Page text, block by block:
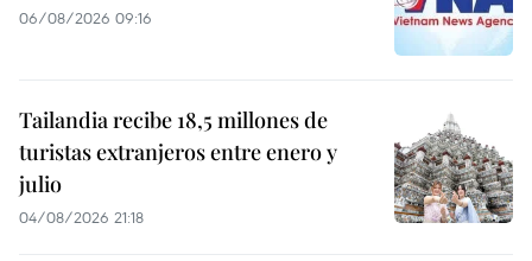
06/08/2026 09:16
Tailandia recibe 18,5 millones de
turistas extranjeros entre enero y
julio
04/08/2026 21:18